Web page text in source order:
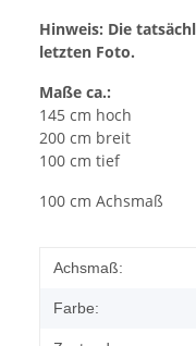
Hinweis: Die
letzten Foto.
Maße ca.:
145 cm hoch
200 cm breit
100 cm tief
100 cm Achsmaß
Achsmaß:
Farbe: